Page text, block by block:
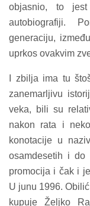
objasnio, to
autobiografiji.
generaciju,
uprkos ovakvim
I zbilja ima tu
zanemarljivu
veka, bili su
nakon rata i
konotacije u
osamdesetih i
promocija i čak i
U junu 1996.
kupuje Željko